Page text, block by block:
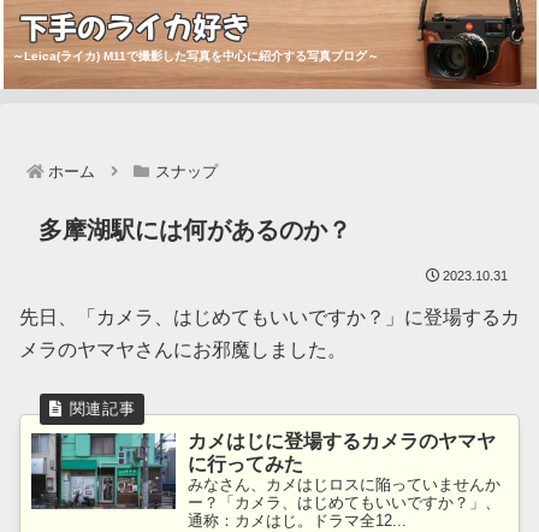
下手のライカ好き
～Leica(ライカ) M11で撮影した写真を中心に紹介する写真ブログ～
ホーム スナップ
多摩湖駅には何があるのか？
2023.10.31
先日、「カメラ、はじめてもいいですか？」に登場するカ
メラのヤマヤさんにお邪魔しました。
カメはじに登場するカメラのヤマヤ
に行ってみた
みなさん、カメはじロスに陥っていませんか
ー？「カメラ、はじめてもいいですか？」、
通称：カメはじ。ドラマ全12...